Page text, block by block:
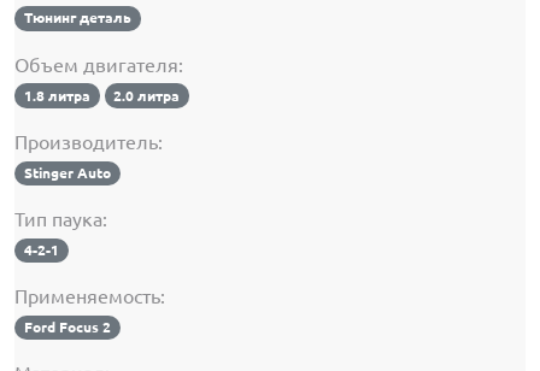
Тюнинг деталь
Объем двигателя:
1.8 литра 2.0 литра
Производитель:
Stinger Auto
Тип паука:
4-2-1
Применяемость:
Ford Focus 2